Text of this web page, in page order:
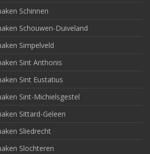
Schinnen
Schouwen-Duiveland
Simpelveld
Sint Anthonis
Sint Eustatius
Sint-Michielsgestel
Sittard-Geleen
Sliedrecht
Slochteren